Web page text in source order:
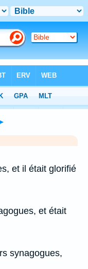
et il était glorifié
et était
synagogues,